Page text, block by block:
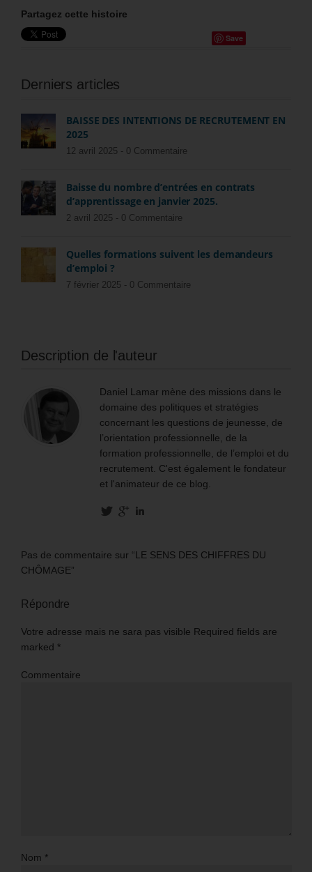
Partagez cette histoire
Save
Derniers articles
BAISSE DES INTENTIONS DE RECRUTEMENT EN
2025
12 avril 2025 - 0 Commentaire
Baisse du nombre d’entrées en contrats
d’apprentissage en janvier 2025.
2 avril 2025 - 0 Commentaire
Quelles formations suivent les demandeurs
d’emploi ?
7 février 2025 - 0 Commentaire
Description de l'auteur
Daniel Lamar mène des missions dans le
domaine des politiques et stratégies
concernant les questions de jeunesse, de
l’orientation professionnelle, de la
formation professionnelle, de l’emploi et du
recrutement. C'est également le fondateur
et l'animateur de ce blog.
Pas de commentaire sur “LE SENS DES CHIFFRES DU
CHÔMAGE”
Répondre
Votre adresse mais ne sara pas visible Required fields are
marked *
Commentaire
Nom *